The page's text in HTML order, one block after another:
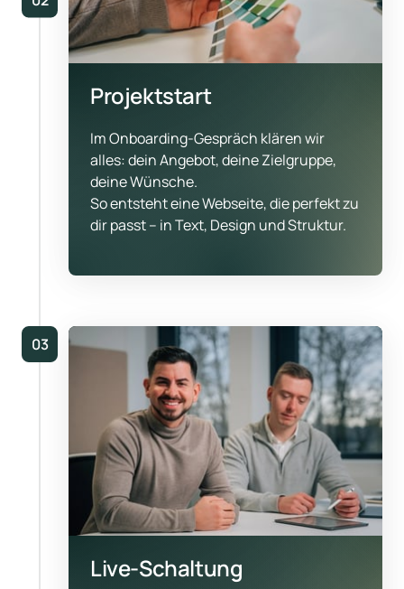
Projektstart
Im Onboarding-Gespräch klären wir
alles: dein Angebot, deine Zielgruppe,
deine Wünsche.
So entsteht eine Webseite, die perfekt zu
dir passt – in Text, Design und Struktur.
03
Live-Schaltung